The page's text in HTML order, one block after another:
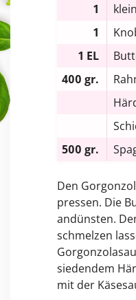
1
1
1 EL
400 gr.
500 gr.
Den
pressen. Die
andünsten.
schmelzen
siedendem
mit der